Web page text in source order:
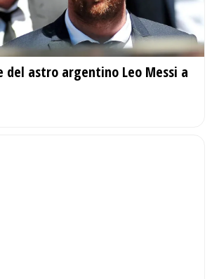
del astro argentino Leo Messi a